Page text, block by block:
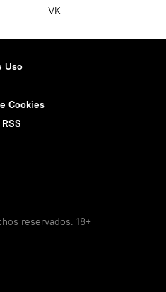
VK
Uso
Cookies
RSS
reservados. 18+